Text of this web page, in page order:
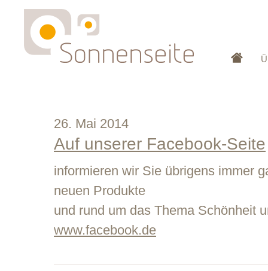
26. Mai 2014
Auf unserer Facebook-Seite
informieren wir Sie übrigens immer
neuen Produkte
und rund um das Thema Schönheit
www.facebook.de